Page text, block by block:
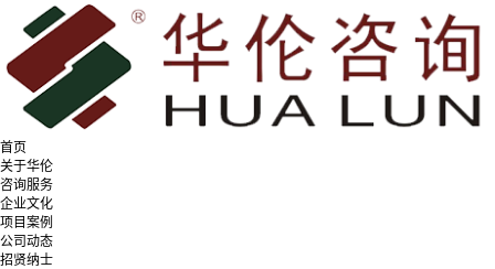
首页
关于华伦
咨询服务
企业文化
项目案例
公司动态
招贤纳士